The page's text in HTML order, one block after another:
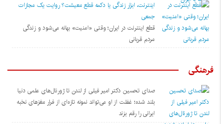
اینترنت، ابزار زندگی یا دکمه قطع معیشت؟ روایت یک مجازات
جمعی
قطع اینترنت در ایران؛ وقتی «امنیت» بهانه می‌شود و زندگی
مردم قربانی
فرهنگی
صدای تحسین دکتر امیر فیلی از لندن تا ژورنال‌های علمی دنیا
بلند شده؛ غفلت از او می‌تواند نمونه تازه‌ای از فرار مغزهای نخبه
ایرانی را رقم بزند